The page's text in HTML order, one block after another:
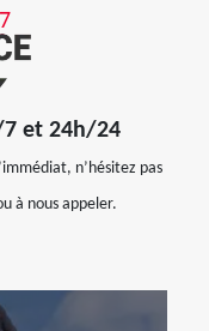
7 et 24h/24
n’hésitez pas
à nous appeler.